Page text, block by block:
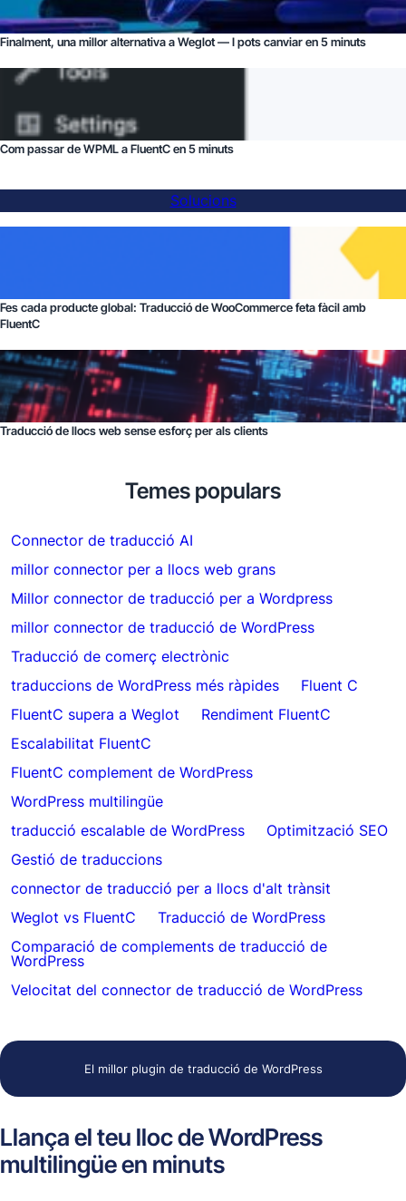
Finalment, una millor alternativa a Weglot — I pots canviar en 5 minuts
Com passar de WPML a FluentC en 5 minuts
Solucions
Fes cada producte global: Traducció de WooCommerce feta fàcil amb
FluentC
Traducció de llocs web sense esforç per als clients
Temes populars
Connector de traducció AI
millor connector per a llocs web grans
Millor connector de traducció per a Wordpress
millor connector de traducció de WordPress
Traducció de comerç electrònic
traduccions de WordPress més ràpides
Fluent C
FluentC supera a Weglot
Rendiment FluentC
Escalabilitat FluentC
FluentC complement de WordPress
WordPress multilingüe
traducció escalable de WordPress
Optimització SEO
Gestió de traduccions
connector de traducció per a llocs d'alt trànsit
Weglot vs FluentC
Traducció de WordPress
Comparació de complements de traducció de
WordPress
Velocitat del connector de traducció de WordPress
El millor plugin de traducció de WordPress
Llança el teu lloc de WordPress
multilingüe en minuts